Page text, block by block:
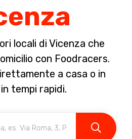
locali di Vicenza che
con Foodracers.
a casa o in
tempi rapidi.